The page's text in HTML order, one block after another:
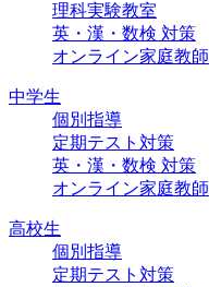
理科実験教室
英・漢・数検 対策
オンライン家庭教師
中学生
個別指導
定期テスト対策
英・漢・数検 対策
オンライン家庭教師
高校生
個別指導
定期テスト対策